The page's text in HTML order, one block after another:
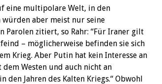
eine multipolare Welt, in den
würden aber meist nur seine
Parolen zitiert, so Rahr: “Für Iraner gilt
– möglicherweise befinden sie sich
Krieg. Aber Putin hat kein Interesse an
Westen und auch nicht an
den Jahren des Kalten Kriegs.“ Obwohl